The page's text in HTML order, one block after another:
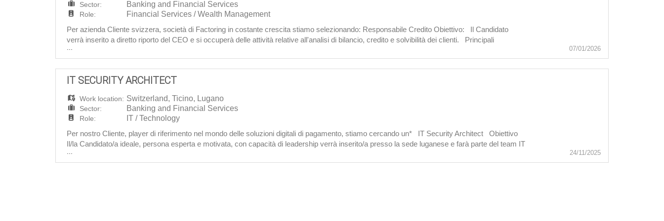
Sector: Banking and Financial Services
Role:
Financial Services / Wealth Management
Per azienda Cliente svizzera, società di Factoring in costante crescita stiamo selezionando: Responsabile Credito Obiettivo: Il Candidato
verrà inserito a diretto riporto del CEO e si occuperà delle attività relative all'analisi di bilancio, credito e solvibilità dei clienti. Principali
responsabilità: · controllare la solvibilità
07/01/2026
IT SECURITY ARCHITECT
Work location: Switzerland,Ticino, Lugano
Sector: Banking and Financial Services
Role:
IT / Technology
Per nostro Cliente, player di riferimento nel mondo delle soluzioni digitali di pagamento, stiamo cercando un* IT Security Architect Obiettivo
Il/la Candidato/a ideale, persona esperta e motivata, con capacità di leadership verrà inserito/a presso la sede luganese e farà parte del team IT
Security Architecture & Operations con l'obiettivo
24/11/2025